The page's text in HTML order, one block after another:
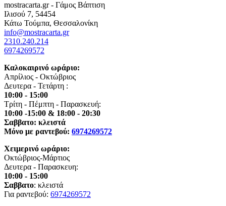
mostracarta.gr - Γάμος Βάπτιση
Ιλισού 7, 54454
Κάτω Τούμπα, Θεσσαλονίκη
info@mostracarta.gr
2310.240.214
6974269572
Καλοκαιρινό ωράριο:
Απρίλιος - Οκτώβριος
Δευτερα - Τετάρτη :
10:00 - 15:00
Τρίτη - Πέμπτη - Παρασκευή:
10:00 -15:00 & 18:00 - 20:30
Σαββατο: κλειστά
Μόνο με ραντεβού: 6974269572
Χειμερινό ωράριο:
Οκτώβριος-Μάρτιος
Δευτερα - Παρασκευη:
10:00 - 15:00
Σαββατο: κλειστά
Για ραντεβού: 6974269572